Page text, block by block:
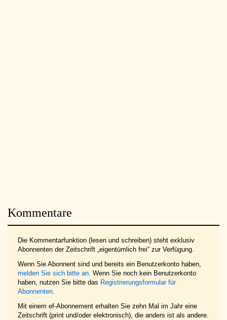
Kommentare
Die Kommentarfunktion (lesen und schreiben) steht exklusiv
Abonnenten der Zeitschrift „eigentümlich frei“ zur Verfügung.
Wenn Sie Abonnent sind und bereits ein Benutzerkonto haben,
melden Sie sich bitte an. Wenn Sie noch kein Benutzerkonto
haben, nutzen Sie bitte das Registrierungsformular für
Abonnenten.
Mit einem ef-Abonnement erhalten Sie zehn Mal im Jahr eine
Zeitschrift (print und/oder elektronisch), die anders ist als andere.